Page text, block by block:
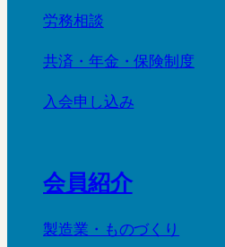
労務相談
共済・年金・保険制度
入会申し込み
会員紹介
製造業・ものづくり